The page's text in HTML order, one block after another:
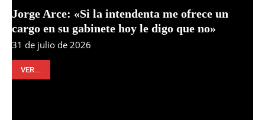
Jorge Arce: «Si la intendenta me ofrece un
cargo en su gabinete hoy le digo que no»
31 de julio de 2026
VER...